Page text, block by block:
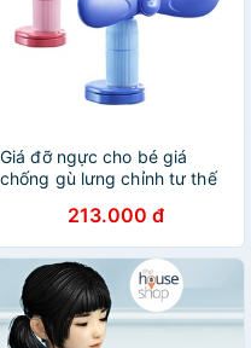
Giá đỡ ngực cho bé giá
chống gù lưng chỉnh tư thế
213.000 đ